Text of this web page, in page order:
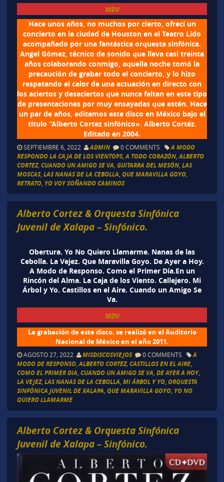
MDV
Hace unos años, no muchos por cierto, ofrecí un
concierto en la ciudad de Houston en el Teatro Lido
acompañado por una fantástica orquesta sinfónica.
Angel Gómez, técnico de sonido que lleva casi treinta
años colaborando conmigo, aquella noche tomó la
precaución de grabar todo el concierto, y lo hizo
respetando el calor de una actuación en directo con
los aciertos y desaciertos que nunca faltan en este tipo
de presentaciones por muy ensayadas que estén. Hace
un par de años, editamos este disco en México bajo el
título “Alberto Cortez sinfónico». Alberto Cortéz.
Editado en 2004.
SEPTIEMBRE 6, 2022 ADMIN 0 COMMENTS
A MODO
RESPONDO LA CAJA DE LOS VIENTOPS, A TODO CORAZÓN, ALBERTO
CORTEZ, CUANDO UN AMIGO SE VA GUITARRA DEL MESÓN, LAS
MOSCAS, LAS NANAS DE LA CEBOLLA QUE MARAVILLA GOYO,
RETRATO, YO VOY SOÑANDO CAMINOS
Alberto Cortez & Orquesta Sinfónica
Juvenil de Xalapa – Sinfónico.
Obertura. Yo No Quiero Llamarme. Nanas de las
Cebolla. La Vejez. Que Maravilla Goyo. De Ayer a Hoy.
A Modo de Responso. Como el Primer Día.En un
Rincón del Alma. La Caja de los Viento. Callejero. Mi
Árbol y Yo. Castillos en el Aire. Cuando un Amigo Se
Va.
MDV
La grabación de este disco. se realizó en el Auditorio
Nacional de México en el año 2011.
AGOSTO 27, 2022 MISDISCOSVIEJOS 0 COMMENTS
A
MODO DE RESPONSO, ALBERTO CORTEZ, CASTILLOS EN EL AIRE,
COMO EL PRIMER DIA CUANDO UN AMIGO SE VA DE AYER A HOY,
LA VEJEZ, LAS NANAS DE LA CEBOLLA MI ÁRBOL Y YO, ORQUESTA
SINFÓNICA JUVENIL DE XALAPA QUE MARAVILLA GOYO, YO NO
QUIERO LLAMARME
Alberto Cortez & Orquesta Sinfónica
Juvenil de Xalapa – Sinfónico.